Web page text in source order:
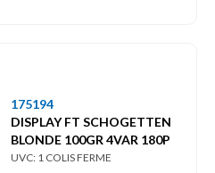
175194
DISPLAY FT SCHOGETTEN
BLONDE 100GR 4VAR 180P
UVC: 1 COLIS FERME